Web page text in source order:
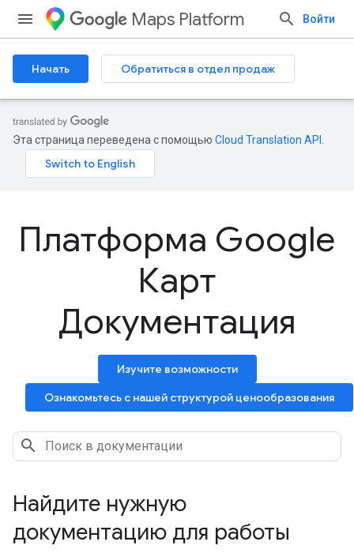
Maps Platform Войти
Начать Обратиться в отдел продаж
Эта страница переведена с помощью Cloud Translation API
Платформа Google
Карт
Документация
Изучите возможности
Ознакомьтесь с нашей структурой ценообразования
Найдите нужную
документацию для работы